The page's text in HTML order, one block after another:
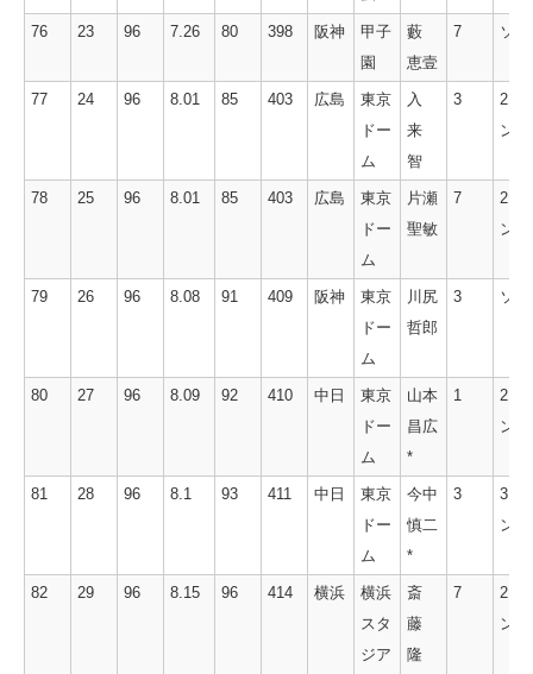
76 23 96 7.26 80 398 阪神
甲子
園
藪
恵壹
7 ソロ
77 24 96 8.01 85 403 広島
東京
ドー
ム
入
来
智
3
2ラ
ン
78 25 96 8.01 85 403 広島
東京
ドー
ム
片瀬
聖敏
7
2ラ
ン
79 26 96 8.08 91 409 阪神
東京
ドー
ム
川尻
哲郎
3 ソロ
80 27 96 8.09 92 410 中日
東京
ドー
ム
山本
昌広
*
1
2ラ
ン
81 28 96 8.1 93 411 中日
東京
ドー
ム
今中
慎二
*
3
3ラ
ン
82 29 96 8.15 96 414 横浜
横浜
スタ
ジア
斎
藤
隆
7
2ラ
ン